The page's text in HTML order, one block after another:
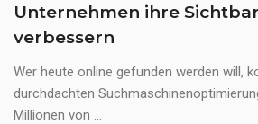
Unternehmen ihre
verbessern
Wer heute online gefunden werden will,
durchdachten
Millionen von ...